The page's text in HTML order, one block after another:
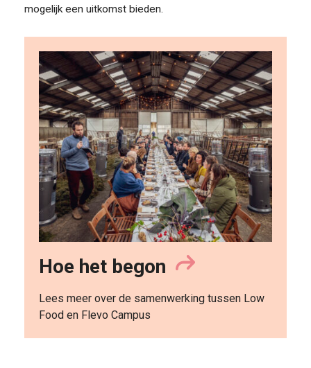
mogelijk een uitkomst bieden.
Hoe het begon
Lees meer over de samenwerking tussen Low
Food en Flevo Campus